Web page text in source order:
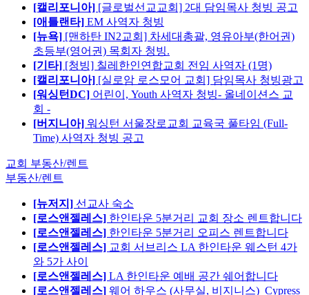
[캘리포니아] [글로벌선교교회] 2대 담임목사 청빙 공고
[애틀랜타] EM 사역자 청빙
[뉴욕] [맨하탄 IN2교회] 차세대총괄, 영유아부(한어권)
초등부(영어권) 목회자 청빙.
[기타] [청빙] 칠레한인연합교회 전임 사역자 (1명)
[캘리포니아] [실로암 로스모어 교회] 담임목사 청빙광고
[워싱턴DC] 어린이, Youth 사역자 청빙- 올네이션스 교
회 -
[버지니아] 워싱턴 서울장로교회 교육국 풀타임 (Full-
Time) 사역자 청빙 공고
교회 부동산/렌트
부동산/렌트
[뉴저지] 선교사 숙소
[로스앤젤레스] 한인타운 5분거리 교회 장소 렌트합니다
[로스앤젤레스] 한인타운 5분거리 오피스 렌트합니다
[로스앤젤레스] 교회 서브리스 LA 한인타운 웨스턴 4가
와 5가 사이
[로스앤젤레스] LA 한인타운 예배 공간 쉐어합니다
[로스앤젤레스] 웨어 하우스 (사무실, 비지니스)_Cypress